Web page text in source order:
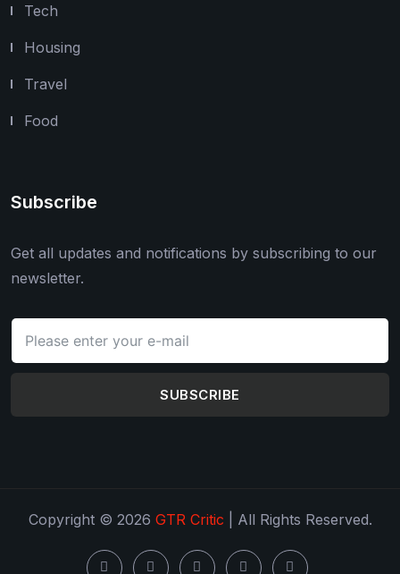
Tech
Housing
Travel
Food
Subscribe
Get all updates and notifications by subscribing to our
newsletter.
SUBSCRIBE
Copyright © 2026 GTR Critic | All Rights Reserved.